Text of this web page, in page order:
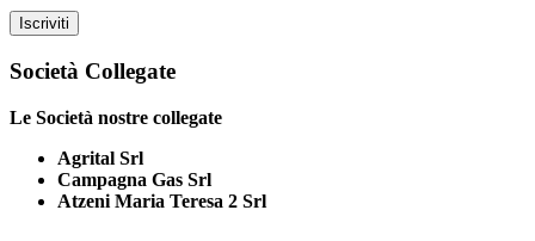
Società Collegate
Le Società nostre collegate
Agrital Srl
Campagna Gas Srl
Atzeni Maria Teresa 2 Srl